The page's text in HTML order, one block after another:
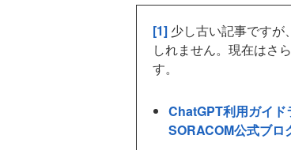
[1] 少し古い記事ですが
しれません。現在はさ
す。
ChatGPT利用ガイ
SORACOM公式ブロ